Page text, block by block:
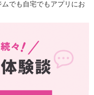
でも自宅でもアプリにお